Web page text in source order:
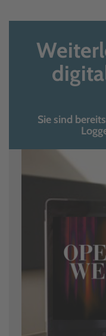
Sie sind